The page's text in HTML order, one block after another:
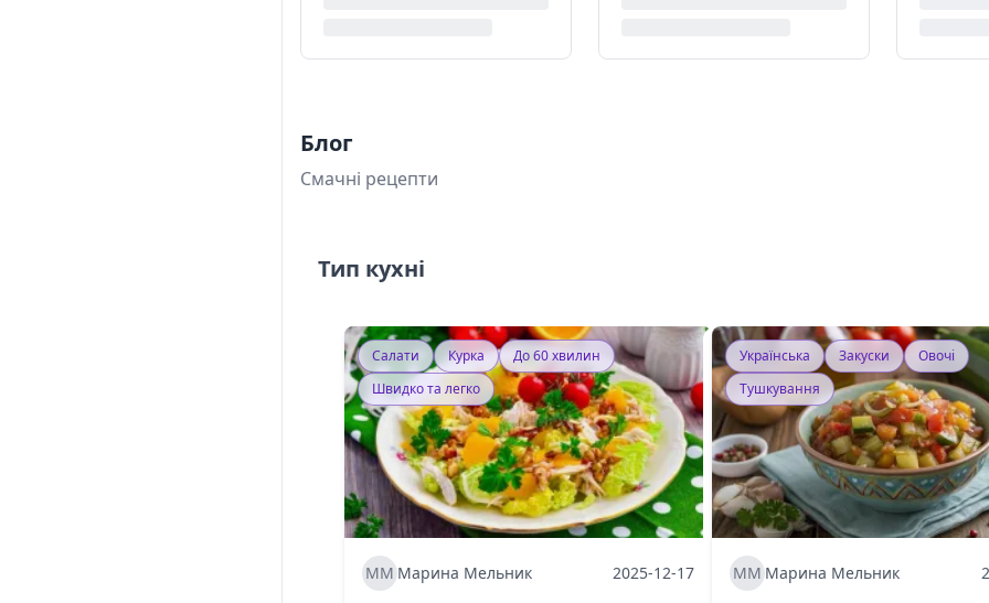
Блог
Смачні рецепти
Тип кухні
Салати Курка
До 60 хвилин
Швидко та легко
ММ Марина Мельник 2025-12-17
Українська Закуски
Овочі
Тушкування
ММ Марина Мельник